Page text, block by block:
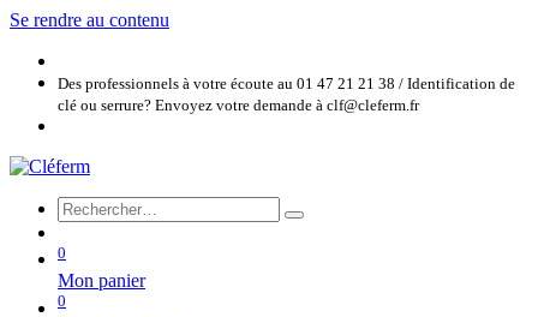
Se rendre au contenu
Des professionnels à votre écoute au 01 47 21 21 38 / Identification de
clé ou serrure? Envoyez votre demande à clf@cleferm.fr
0
Mon panier
0